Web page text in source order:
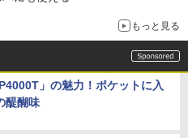
もっと見る
」の魅力！ポケットに入
醍醐味